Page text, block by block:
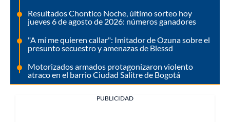
Resultados Chontico Noche, último sorteo hoy
jueves 6 de agosto de 2026: números ganadores
"A mí me quieren callar": Imitador de Ozuna sobre el
presunto secuestro y amenazas de Blessd
Motorizados armados protagonizaron violento
atraco en el barrio Ciudad Salitre de Bogotá
PUBLICIDAD